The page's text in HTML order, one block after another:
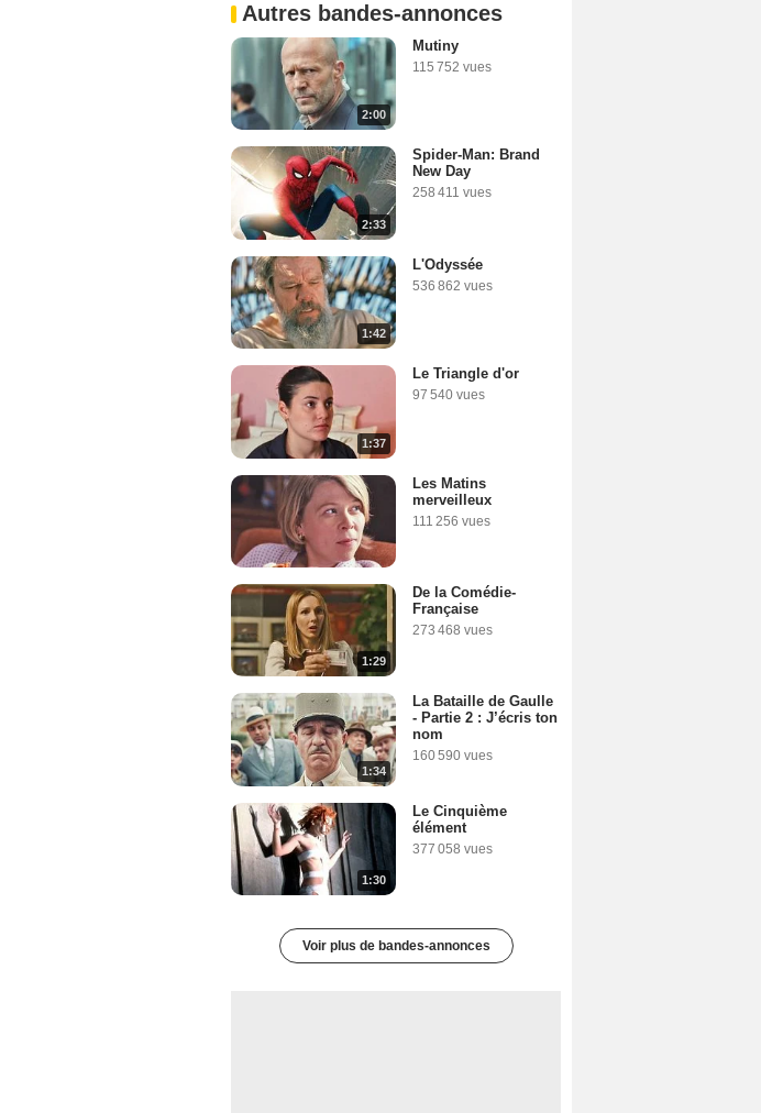
Autres bandes-annonces
2:00
Mutiny
115 752 vues
2:33
Spider-Man: Brand
New Day
258 411 vues
1:42
L'Odyssée
536 862 vues
1:37
Le Triangle d'or
97 540 vues
Les Matins
merveilleux
111 256 vues
1:29
De la Comédie-
Française
273 468 vues
1:34
La Bataille de Gaulle
- Partie 2 : J’écris ton
nom
160 590 vues
1:30
Le Cinquième
élément
377 058 vues
Voir plus de bandes-annonces